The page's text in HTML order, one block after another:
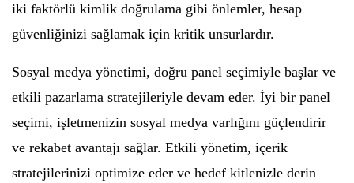
iki faktörlü kimlik doğrulama gibi önlemler, hesap
güvenliğinizi sağlamak için kritik unsurlardır.
Sosyal medya yönetimi, doğru panel seçimiyle başlar ve
etkili pazarlama stratejileriyle devam eder. İyi bir panel
seçimi, işletmenizin sosyal medya varlığını güçlendirir
ve rekabet avantajı sağlar. Etkili yönetim, içerik
stratejilerinizi optimize eder ve hedef kitlenizle derin